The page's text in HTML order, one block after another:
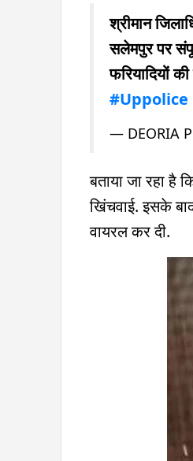
श्रीमान
सलेमपुर पर
फरियादियों
#Uppolice
— DEORIA
बताया जा रहा
खिंचवाई. इसके
वायरल कर दी.